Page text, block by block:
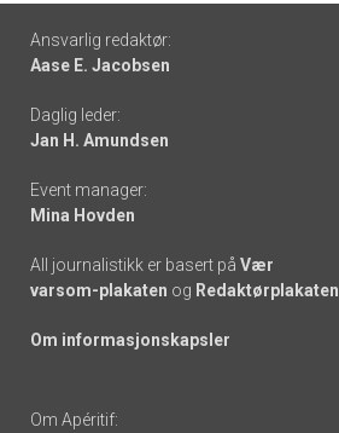
Footer
-
links
Ansvarlig redaktør:
Aase E. Jacobsen
Daglig leder:
Jan H. Amundsen
Event manager:
Mina Hovden
All journalistikk er basert på Vær
varsom-plakaten og Redaktørplakaten
Om informasjonskapsler
Om Apéritif: